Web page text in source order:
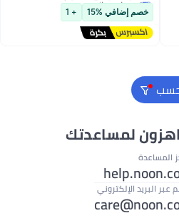
ديكور المنزل، الحفلات وعطر الغرف |
مثالية لديكور غرفة المعيشة
والمكتب
أقل سعر في 30 يوم
خصم إضافي %15 + 1
لمساعدتك
المساعدة
عبر البريد الإلكتروني